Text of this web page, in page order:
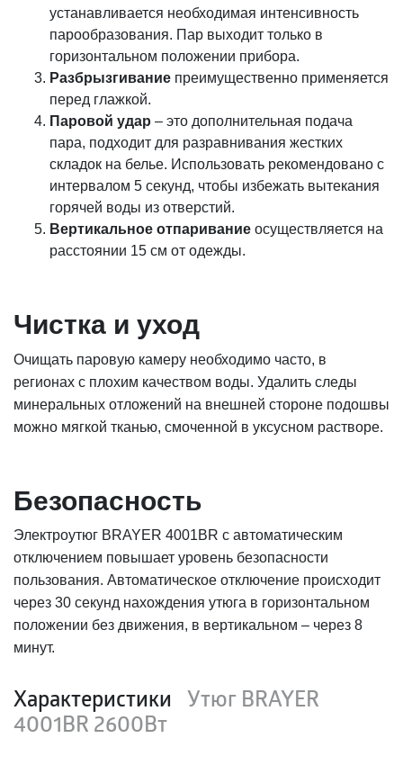
устанавливается необходимая интенсивность
парообразования. Пар выходит только в
горизонтальном положении прибора.
Разбрызгивание преимущественно применяется
перед глажкой.
Паровой удар – это дополнительная подача
пара, подходит для разравнивания жестких
складок на белье. Использовать рекомендовано с
интервалом 5 секунд, чтобы избежать вытекания
горячей воды из отверстий.
Вертикальное отпаривание осуществляется на
расстоянии 15 см от одежды.
Чистка и уход
Очищать паровую камеру необходимо часто, в
регионах с плохим качеством воды. Удалить следы
минеральных отложений на внешней стороне подошвы
можно мягкой тканью, смоченной в уксусном растворе.
Безопасность
Электроутюг BRAYER 4001BR с автоматическим
отключением повышает уровень безопасности
пользования. Автоматическое отключение происходит
через 30 секунд нахождения утюга в горизонтальном
положении без движения, в вертикальном – через 8
минут.
Характеристики Утюг BRAYER
4001BR 2600Вт